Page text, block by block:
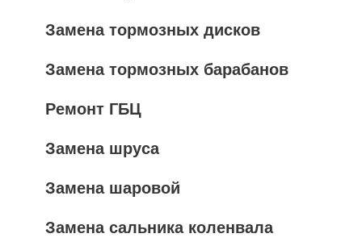
Замена тормозных дисков
Замена тормозных барабанов
Ремонт ГБЦ
Замена шруса
Замена шаровой
Замена сальника коленвала